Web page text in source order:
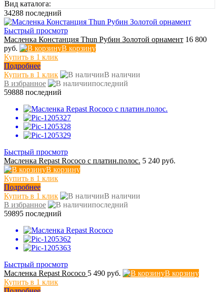
Вид каталога:
34288 последний
Быстрый просмотр
Масленка Констанция Thun Рубин Золотой орнамент 16 800
руб.
В корзину
Купить в 1 клик
Подробнее
Купить в 1 клик
В наличии
В избранное
последний
59888 последний
Быстрый просмотр
Масленка Repast Rococo с платин.полос. 5 240 руб.
В корзину
Купить в 1 клик
Подробнее
Купить в 1 клик
В наличии
В избранное
последний
59895 последний
Быстрый просмотр
Масленка Repast Rococo 5 490 руб.
В корзину
Купить в 1 клик